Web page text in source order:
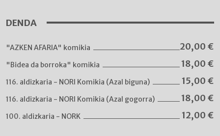
DENDA
"AZKEN AFARIA" komikia 20,00 €
"Bidea da borroka" komikia 18,00 €
116. aldizkaria - NORI Komikia (Azal biguna) 15,00 €
116. aldizkaria - NORI Komikia (Azal gogorra) 18,00 €
100. aldizkaria - NORK 12,00 €